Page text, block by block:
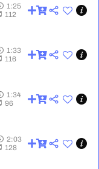
1:25
1:25
112
1:33
1:33
116
1:34
1:34
96
2:03
2:03
128